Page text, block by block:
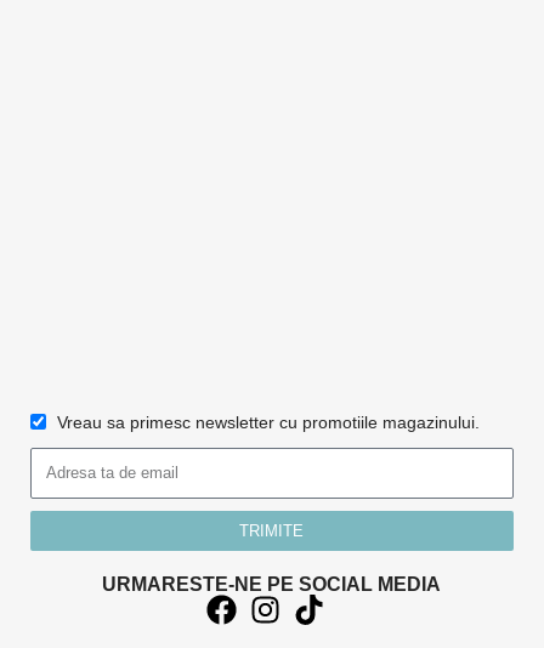
Vreau sa primesc newsletter cu promotiile magazinului.
TRIMITE
URMARESTE-NE PE SOCIAL MEDIA